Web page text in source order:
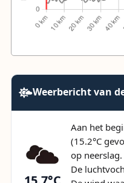
Weerbericht van
Aan het
(15.2°C
op neerslag.
De